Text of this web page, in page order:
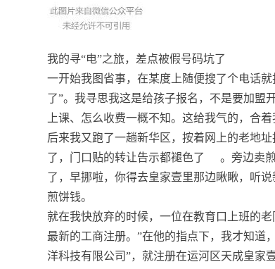
我的寻“电”之旅，差点被假号码坑了
一开始我图省事，在某度上随便搜了个电话
了”。我寻思我这是给孩子报名，不是要加盟
上课、怎么收费一概不知。这给我气的，合
后来我又跑了一趟新华区，按着网上的老地
了，门口贴的转让告示都褪色了
。旁边卖
了，早挪啦，你得去皇家壹里那边瞅瞅，听
煎饼钱。
就在我快放弃的时候，一位在教育口上班的
最新的工商注册。”在他的指点下，我才知道
洋科技有限公司”，就注册在运河区天成皇家